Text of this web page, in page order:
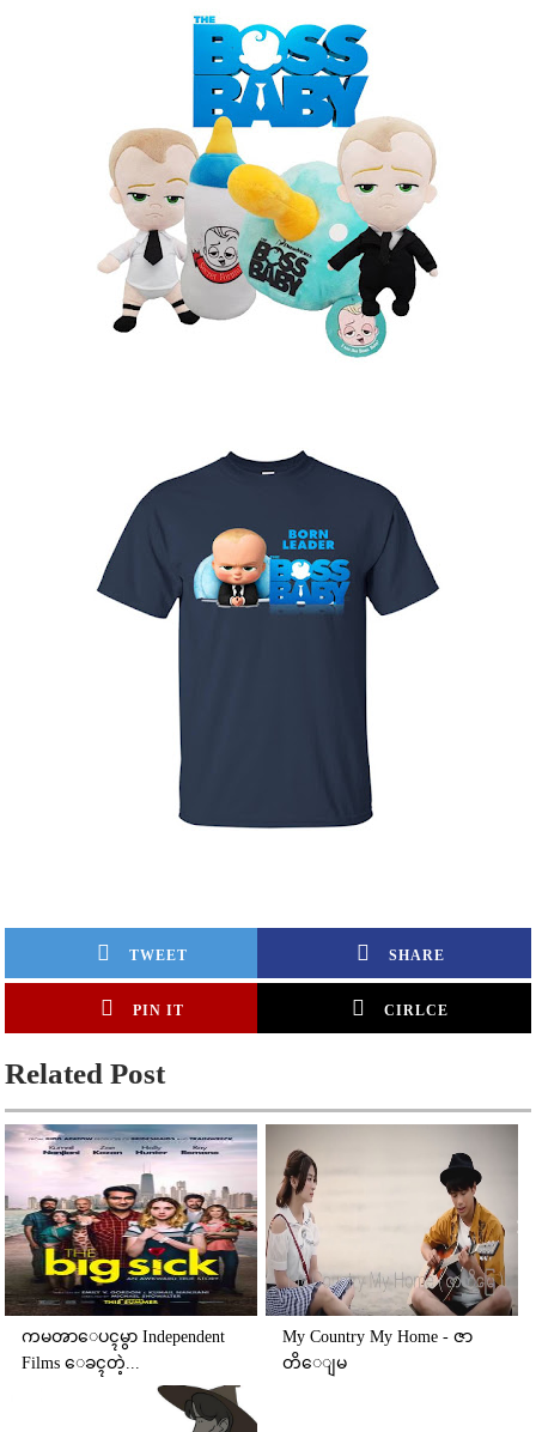
TWEET SHARE
PIN IT CIRLCE
Related Post
ကမၻာေပၚမွာ Independent
Films ေခၚတဲ့...
My Country My Home - ဇာ
တိေျမ